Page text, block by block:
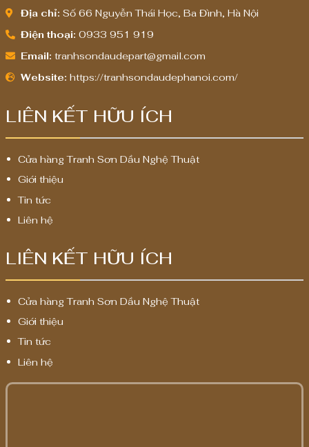
Địa chỉ: Số 66 Nguyễn Thái Học, Ba Đình, Hà Nội
Điện thoại: 0933 951 919
Email: tranhsondaudepart@gmail.com
Website: https://tranhsondaudephanoi.com/
LIÊN KẾT HỮU ÍCH
Cửa hàng Tranh Sơn Dầu Nghệ Thuật
Giới thiệu
Tin tức
Liên hệ
LIÊN KẾT HỮU ÍCH
Cửa hàng Tranh Sơn Dầu Nghệ Thuật
Giới thiệu
Tin tức
Liên hệ